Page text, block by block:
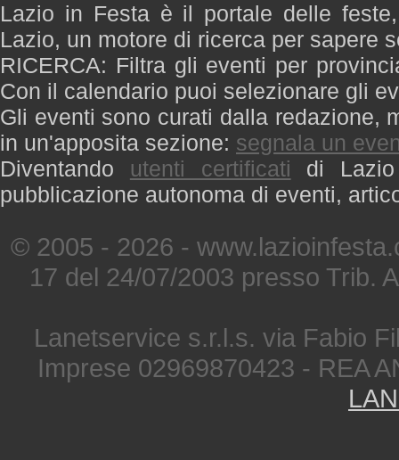
Lazio in Festa è il portale delle
Lazio, un motore di ricerca per sapere
RICERCA: Filtra gli eventi per
Con il calendario puoi selezionare gli
Gli eventi sono curati dalla redazione,
in un'apposita sezione: segnala un
Diventando utenti certificati di
pubblicazione autonoma di eventi,
© 2005 - 2026 -
17 del 24/07/2003 presso Trib.
Lanetservice s.r.l.s. via Fabio
Imprese 02969870423 - REA